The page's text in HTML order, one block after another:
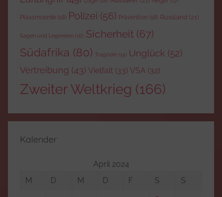
Plaasmoorde (18) Polizei (56) Prävention (18) Russland (21)
Sagen und Legenden (16) Sicherheit (67)
Südafrika (80) Tragödie (15) Unglück (52)
Vertreibung (43) Vielfalt (33) VSA (32)
Zweiter Weltkrieg (166)
Kalender
April 2024
M
D M D F S
S